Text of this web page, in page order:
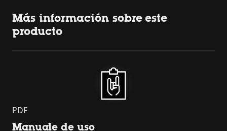
Más información sobre este
producto
PDF
Manuale de uso